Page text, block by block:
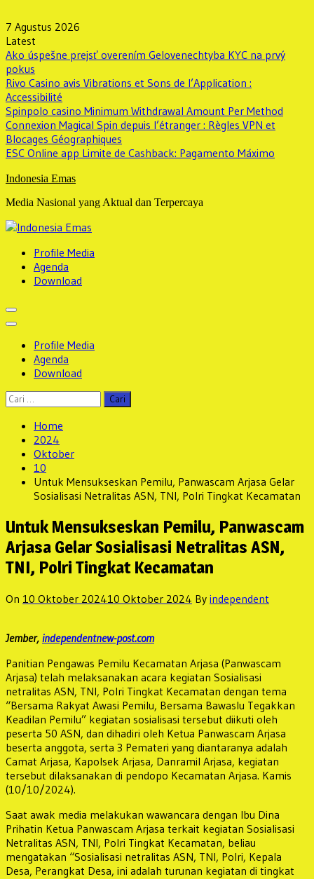
to
content
7 Agustus 2026
Latest
Ako úspešne prejsť overením Gelovenechtyba KYC na prvý
pokus
Rivo Casino avis Vibrations et Sons de l’Application :
Accessibilité
Spinpolo casino Minimum Withdrawal Amount Per Method
Connexion Magical Spin depuis l’étranger : Règles VPN et
Blocages Géographiques
ESC Online app Limite de Cashback: Pagamento Máximo
Indonesia Emas
Media Nasional yang Aktual dan Terpercaya
Profile Media
Agenda
Download
Profile Media
Agenda
Download
Cari
untuk:
Home
2024
Oktober
10
Untuk Mensukseskan Pemilu, Panwascam Arjasa Gelar
Sosialisasi Netralitas ASN, TNI, Polri Tingkat Kecamatan
Untuk Mensukseskan Pemilu, Panwascam
Arjasa Gelar Sosialisasi Netralitas ASN,
TNI, Polri Tingkat Kecamatan
On 10 Oktober 202410 Oktober 2024 By independent
Jember, independentnew-post.com
Panitian Pengawas Pemilu Kecamatan Arjasa (Panwascam
Arjasa) telah melaksanakan acara kegiatan Sosialisasi
netralitas ASN, TNI, Polri Tingkat Kecamatan dengan tema
“Bersama Rakyat Awasi Pemilu, Bersama Bawaslu Tegakkan
Keadilan Pemilu” kegiatan sosialisasi tersebut diikuti oleh
peserta 50 ASN, dan dihadiri oleh Ketua Panwascam Arjasa
beserta anggota, serta 3 Pemateri yang diantaranya adalah
Camat Arjasa, Kapolsek Arjasa, Danramil Arjasa, kegiatan
tersebut dilaksanakan di pendopo Kecamatan Arjasa. Kamis
(10/10/2024).
Saat awak media melakukan wawancara dengan Ibu Dina
Prihatin Ketua Panwascam Arjasa terkait kegiatan Sosialisasi
Netralitas ASN, TNI, Polri Tingkat Kecamatan, beliau
mengatakan “Sosialisasi netralitas ASN, TNI, Polri, Kepala
Desa, Perangkat Desa, ini adalah turunan kegiatan di tingkat